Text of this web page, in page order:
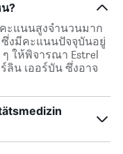
?
ะแนนสูงจำนวนมาก
งมีคะแนนปัจจุบันอยู่
ให้พิจารณา Estrel
ลิน เออร์บัน ซึ่งอาจ